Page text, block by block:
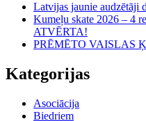
Latvijas jaunie audzētāji
Kumeļu skate 2026 – 4
ATVĒRTA!
PRĒMĒTO VAISLAS
Kategorijas
Asociācija
Biedriem